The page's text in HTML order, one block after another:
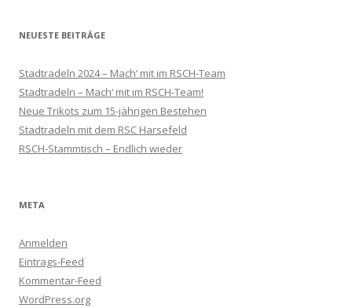
NEUESTE BEITRÄGE
Stadtradeln 2024 – Mach‘ mit im RSCH-Team
Stadtradeln – Mach‘ mit im RSCH-Team!
Neue Trikots zum 15-jährigen Bestehen
Stadtradeln mit dem RSC Harsefeld
RSCH-Stammtisch – Endlich wieder
META
Anmelden
Eintrags-Feed
Kommentar-Feed
WordPress.org